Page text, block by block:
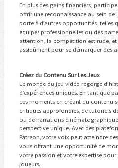
En plus des gains financiers,
offrir une reconnaissance au sein
porte à d’autres opportunités, telles
équipes professionnelles ou des
attention, la compétition est rude, et
assidûment pour se démarquer des
Créez du Contenu Sur Les Jeux
Le monde du jeu vidéo regorge
d’expériences uniques. En tant que
ces moments en créant du contenu
critiques approfondies, de tutoriels
ou de narrations
perspective unique. Avec des
Patreon, votre voix peut atteindre
vous offrant une opportunité de
votre passion et votre expertise pour
joueurs.